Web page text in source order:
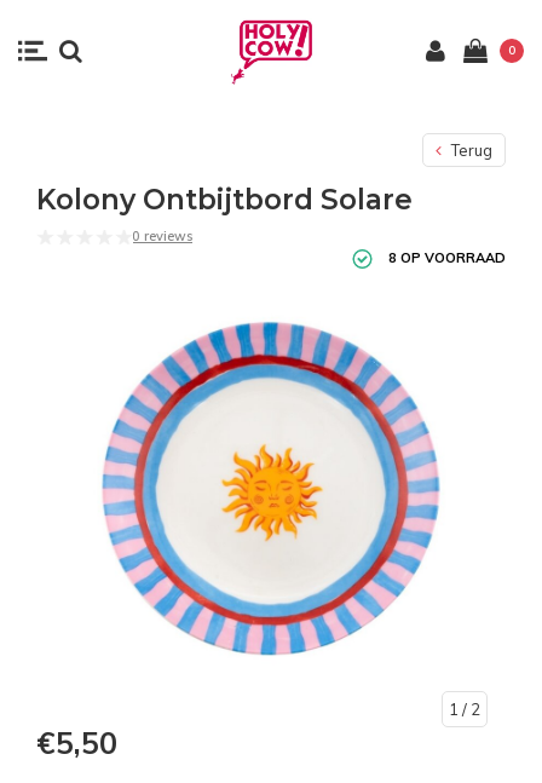
0
Terug
Kolony Ontbijtbord Solare
0 reviews
8 OP VOORRAAD
1 / 2
€5,50